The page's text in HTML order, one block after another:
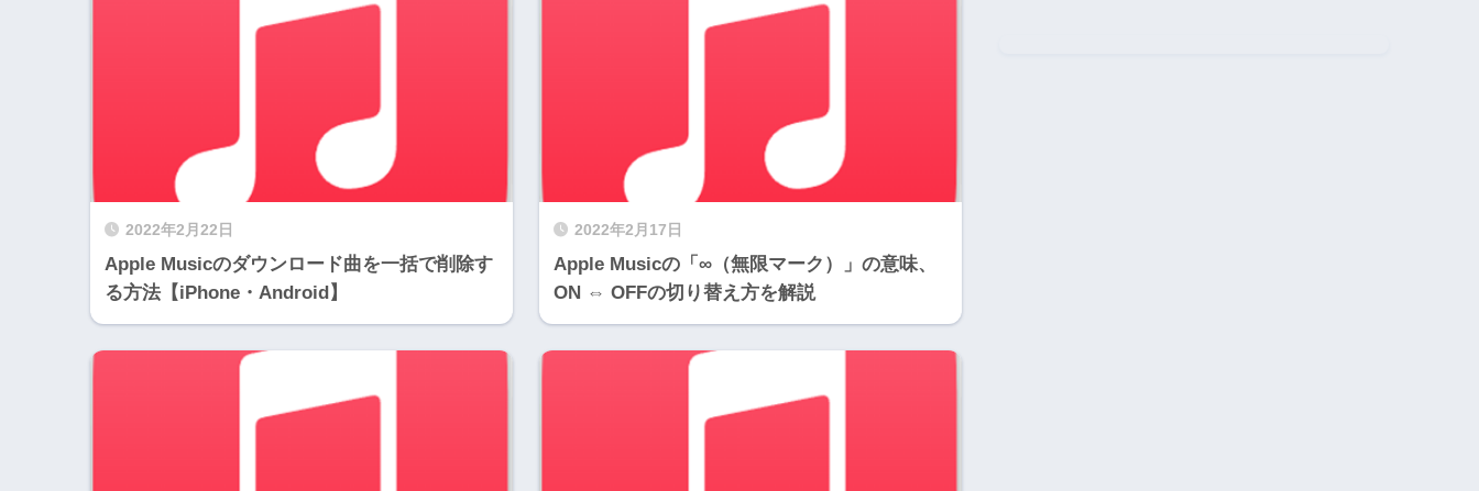
2022年2月22日
Apple Musicのダウンロード曲を一括で削除す
る方法【iPhone・Android】
2022年2月17日
Apple Musicの「∞（無限マーク）」の意味、
ON ⇔ OFFの切り替え方を解説